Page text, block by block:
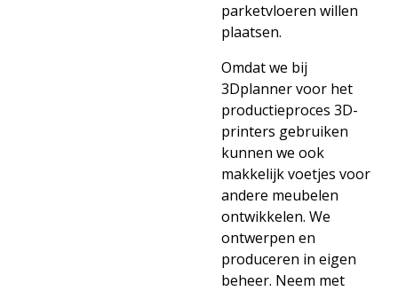
parketvloeren willen
plaatsen.
Omdat we bij
3Dplanner voor het
productieproces 3D-
printers gebruiken
kunnen we ook
makkelijk voetjes voor
andere meubelen
ontwikkelen. We
ontwerpen en
produceren in eigen
beheer. Neem met